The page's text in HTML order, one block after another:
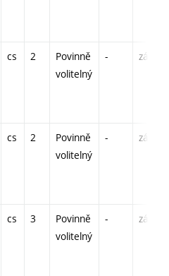
cs 2
Povinně
volitelný
- zá
cs 2
Povinně
volitelný
- zá
cs 3
Povinně
volitelný
- zá,zk